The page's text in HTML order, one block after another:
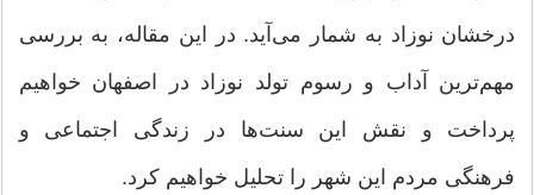
درخشان نوزاد به شمار می‌آید. در این مقاله، به بررسی
مهم‌ترین آداب و رسوم تولد نوزاد در اصفهان خواهیم
پرداخت و نقش این سنت‌ها در زندگی اجتماعی و
فرهنگی مردم این شهر را تحلیل خواهیم کرد.